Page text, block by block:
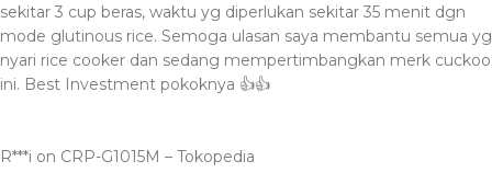
sekitar 3 cup beras, waktu yg diperlukan sekitar 35 menit dgn
mode glutinous rice. Semoga ulasan saya membantu semua yg
nyari rice cooker dan sedang mempertimbangkan merk cuckoo
ini. Best Investment pokoknya 👍👍
R***i on CRP-G1015M – Tokopedia️